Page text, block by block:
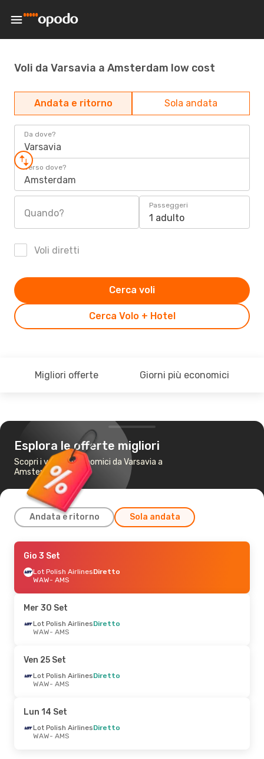
Voli da Varsavia a Amsterdam low cost
Andata e ritorno Sola andata
Da dove?
Varsavia
Verso dove?
Amsterdam
Quando?
Passeggeri
1 adulto
Voli diretti
Cerca Volo + Hotel
Cerca voli
Migliori offerte Giorni più economici
Esplora le offerte migliori
Scopri i voli più economici da Varsavia a
Amsterdam
Andata e ritorno Sola andata
Gio 27 Ago
Klm Royal Dutch Airlines
Diretto
Klm Royal Dutch Airlines
Diretto
AMS- WAW
Lot Polish Airlines
WAW- AMS
Lot Polish AirlinesDiretto
AMS- WAW
Sab 24 Ott
Lot Polish AirlinesDiretto
WAW - AMS
Gio 3 Set
Lot Polish AirlinesDiretto
WAW- AMS
Mer 30 Set
Lot Polish AirlinesDiretto
WAW- AMS
Ven 25 Set
Lot Polish AirlinesDiretto
WAW- AMS
Lun 14 Set
Lot Polish AirlinesDiretto
WAW- AMS